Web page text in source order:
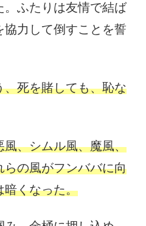
。ふたりは友情で結ば
力して倒すことを誓
死を賭しても、恥な
、シムル風、魔風、
の風がフンババに向
暗くなった。